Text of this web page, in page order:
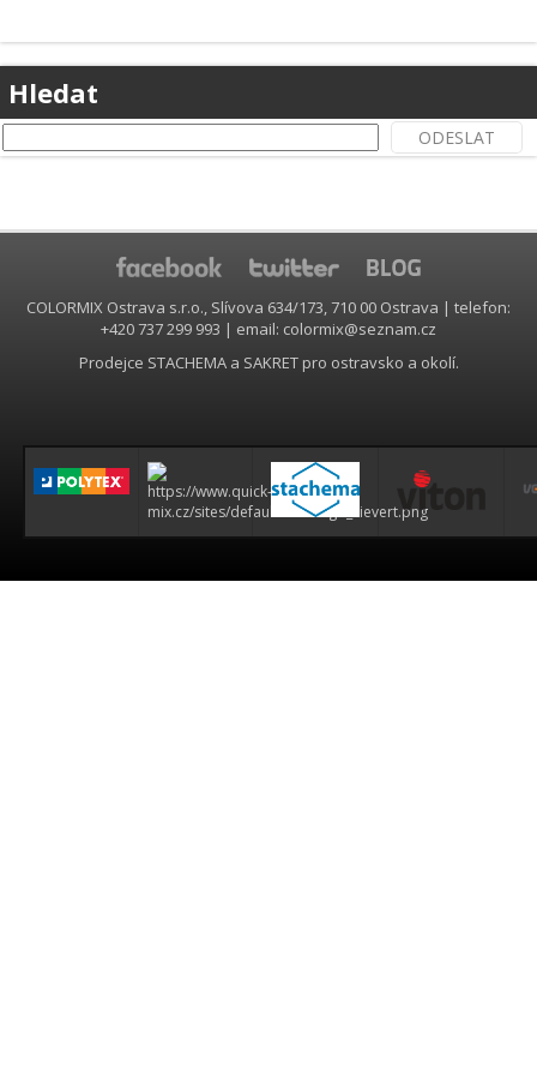
Hledat
COLORMIX Ostrava s.r.o., Slívova 634/173, 710 00 Ostrava | telefon:
+420 737 299 993 | email: colormix@seznam.cz
Prodejce STACHEMA a SAKRET pro ostravsko a okolí.